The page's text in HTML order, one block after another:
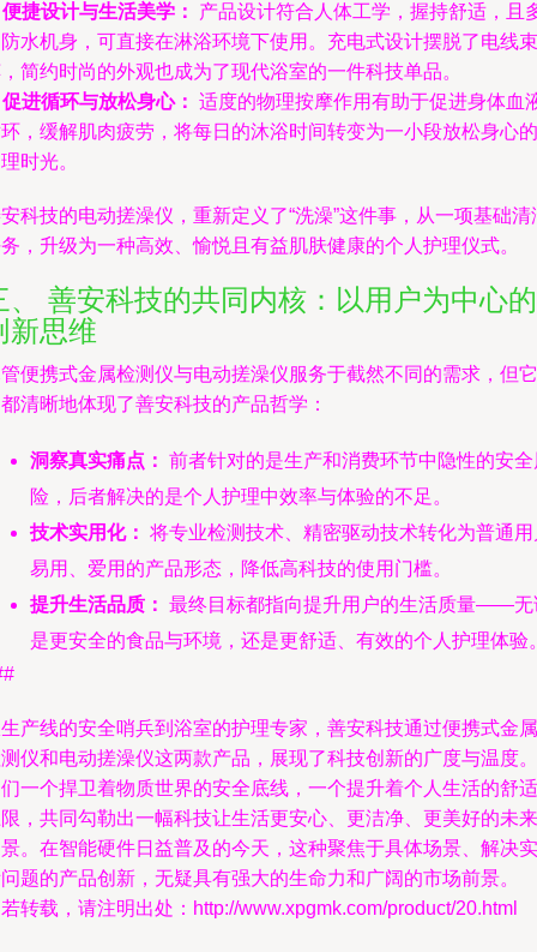
便捷设计与生活美学：
产品设计符合人体工学，握持舒适，且
水机身，可直接在淋浴环境下使用。充电式设计摆脱了电线束
简约时尚的外观也成为了现代浴室的一件科技单品。
促进循环与放松身心： 适度的物理按摩作用有助于促进身体血
，缓解肌肉疲劳，将每日的沐浴时间转变为一小段放松身心的
时光。
科技的电动搓澡仪，重新定义了“洗澡”这件事，从一项基础清
，升级为一种高效、愉悦且有益肌肤健康的个人护理仪式。
、 善安科技的共同内核：以用户为中心的
新思维
便携式金属检测仪与电动搓澡仪服务于截然不同的需求，但它
清晰地体现了善安科技的产品哲学：
洞察真实痛点： 前者针对的是生产和消费环节中隐性的安全
险，后者解决的是个人护理中效率与体验的不足。
技术实用化： 将专业检测技术、精密驱动技术转化为普通用
易用、爱用的产品形态，降低高科技的使用门槛。
提升生活品质： 最终目标都指向提升用户的生活质量——无
是更安全的食品与环境，还是更舒适、有效的个人护理体验
产线的安全哨兵到浴室的护理专家，善安科技通过便携式金属
仪和电动搓澡仪这两款产品，展现了科技创新的广度与温度。
一个捍卫着物质世界的安全底线，一个提升着个人生活的舒适
，共同勾勒出一幅科技让生活更安心、更洁净、更美好的未来
。在智能硬件日益普及的今天，这种聚焦于具体场景、解决实
题的产品创新，无疑具有强大的生命力和广阔的市场前景。
转载，请注明出处：http://www.xpgmk.com/product/20.html